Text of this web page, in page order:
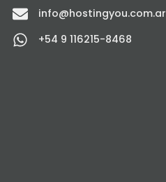
info@hostingyou.com.ar
+54 9 116215-8468